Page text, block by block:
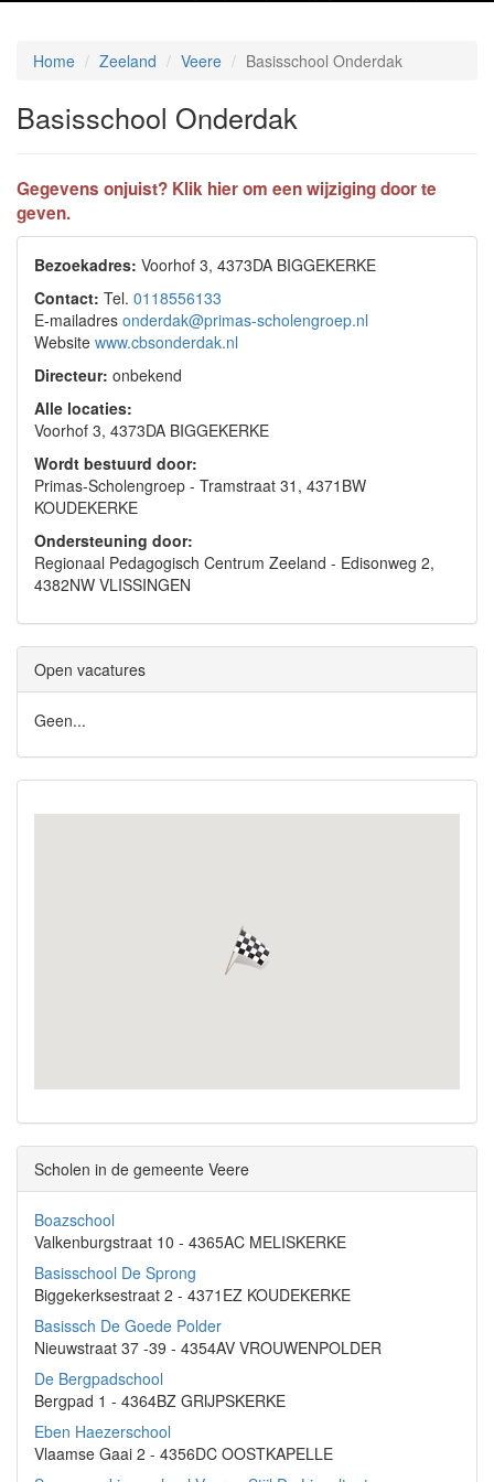
Home Zeeland Veere Basisschool Onderdak
Basisschool Onderdak
Gegevens onjuist? Klik hier om een wijziging door te
geven.
Bezoekadres: Voorhof 3, 4373DA BIGGEKERKE
Contact: Tel. 0118556133
E-mailadres onderdak@primas-scholengroep.nl
Website www.cbsonderdak.nl
Directeur: onbekend
Alle locaties:
Voorhof 3, 4373DA BIGGEKERKE
Wordt bestuurd door:
Primas-Scholengroep - Tramstraat 31, 4371BW
KOUDEKERKE
Ondersteuning door:
Regionaal Pedagogisch Centrum Zeeland - Edisonweg 2,
4382NW VLISSINGEN
Open vacatures
Geen...
Scholen in de gemeente Veere
Boazschool
Valkenburgstraat 10 - 4365AC MELISKERKE
Basisschool De Sprong
Biggekerksestraat 2 - 4371EZ KOUDEKERKE
Basissch De Goede Polder
Nieuwstraat 37 -39 - 4354AV VROUWENPOLDER
De Bergpadschool
Bergpad 1 - 4364BZ GRIJPSKERKE
Eben Haezerschool
Vlaamse Gaai 2 - 4356DC OOSTKAPELLE